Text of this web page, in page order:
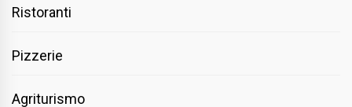
Ristoranti
Pizzerie
Agriturismo